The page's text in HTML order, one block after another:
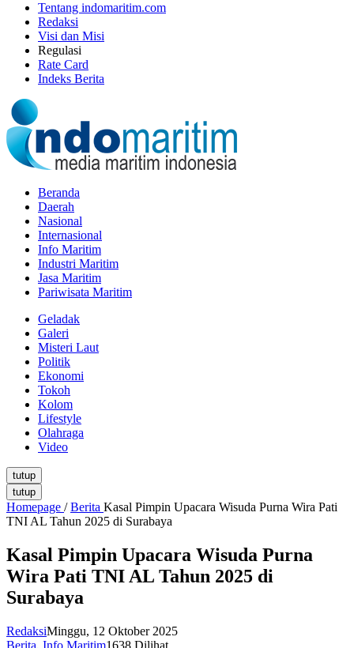
Tentang indomaritim.com
Redaksi
Visi dan Misi
Regulasi
Rate Card
Indeks Berita
Beranda
Daerah
Nasional
Internasional
Info Maritim
Industri Maritim
Jasa Maritim
Pariwisata Maritim
Geladak
Galeri
Misteri Laut
Politik
Ekonomi
Tokoh
Kolom
Lifestyle
Olahraga
Video
tutup
tutup
Homepage / Berita Kasal Pimpin Upacara Wisuda Purna Wira Pati
TNI AL Tahun 2025 di Surabaya
Kasal Pimpin Upacara Wisuda Purna
Wira Pati TNI AL Tahun 2025 di
Surabaya
RedaksiMinggu, 12 Oktober 2025